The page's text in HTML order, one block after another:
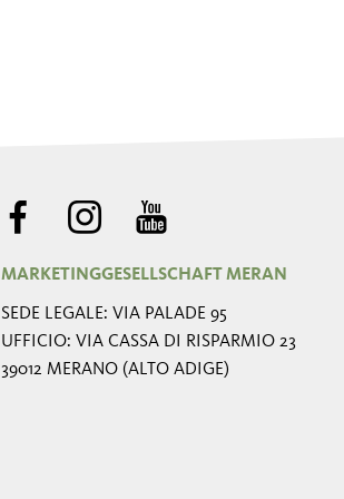
MARKETINGGESELLSCHAFT MERAN
SEDE LEGALE: VIA PALADE 95
UFFICIO: VIA CASSA DI RISPARMIO 23
39012 MERANO (ALTO ADIGE)